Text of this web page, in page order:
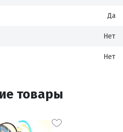
Да
Нет
Нет
товары